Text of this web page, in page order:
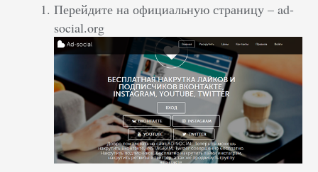
Перейдите на официальную страницу – ad-
social.org